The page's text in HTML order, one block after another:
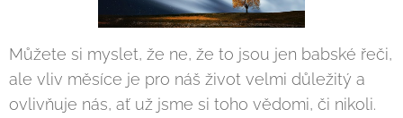
Můžete si myslet, že ne, že to jsou jen babské řeči,
ale vliv měsíce je pro náš život velmi důležitý a
ovlivňuje nás, ať už jsme si toho vědomi, či nikoli.